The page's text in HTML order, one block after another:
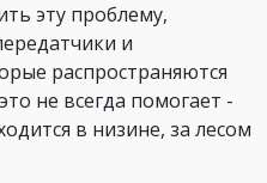
эту проблему,
и
распространяются
не всегда помогает -
в низине, за лесом